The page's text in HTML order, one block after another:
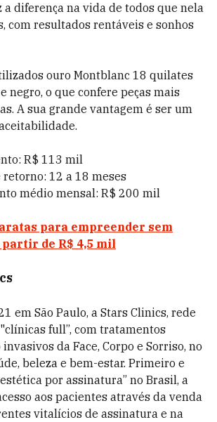
a diferença na vida de todos que nela
com resultados rentáveis e sonhos
ouro Montblanc 18 quilates
negro, o que confere peças mais
A sua grande vantagem é ser um
R$ 113 mil
retorno: 12 a 18 meses
médio mensal: R$ 200 mil
para empreender sem
de R$ 4,5 mil
em São Paulo, a Stars Clinics, rede
full”, com tratamentos
da Face, Corpo e Sorriso, no
beleza e bem-estar. Primeiro e
por assinatura” no Brasil, a
aos pacientes através da venda
vitalícios de assinatura e na